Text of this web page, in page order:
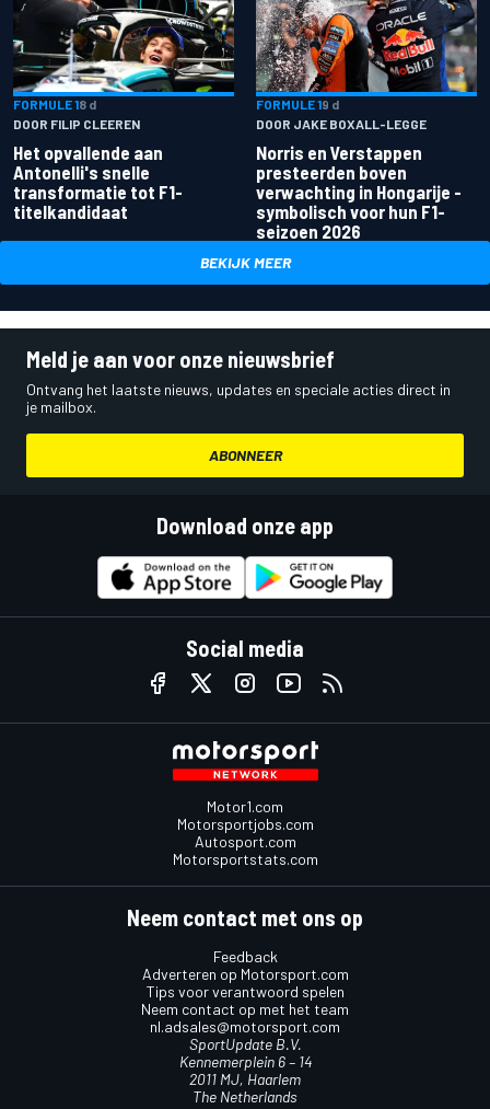
FORMULE 18 d
DOOR FILIP CLEEREN
Het opvallende aan
Antonelli's snelle
transformatie tot F1-
titelkandidaat
FORMULE 19 d
DOOR JAKE BOXALL-LEGGE
Norris en Verstappen
presteerden boven
verwachting in Hongarije -
symbolisch voor hun F1-
seizoen 2026
BEKIJK MEER
Meld je aan voor onze nieuwsbrief
Ontvang het laatste nieuws, updates en speciale acties direct in
je mailbox.
ABONNEER
Download onze app
Social media
Motor1.com
Motorsportjobs.com
Autosport.com
Motorsportstats.com
Neem contact met ons op
Feedback
Adverteren op Motorsport.com
Tips voor verantwoord spelen
Neem contact op met het team
nl.adsales@motorsport.com
SportUpdate B.V.
Kennemerplein 6 – 14
2011 MJ, Haarlem
The Netherlands